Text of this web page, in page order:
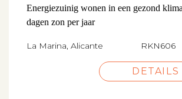
Energiezuinig wonen in een gezond
dagen zon per jaar
La Marina, Alicante RKN606
DETAILS